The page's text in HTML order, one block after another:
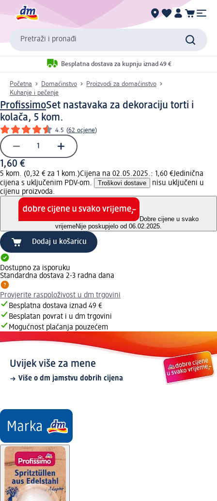
Pretraži i pronađi
Besplatna dostava za kupnju iznad 49 €
Početna Domaćinstvo
Proizvodi za domaćinstvo
Kuhanje i pečenje
ProfissimoSet nastavaka za dekoraciju torti i
kolača, 5 kom.
4.5 (62 ocjene)
1,60 €
5 kom. (0,32 € za 1 kom.)Cijena na 02.05.2025.: 1,60 €Jedinična
cijena s uključenim PDV-om.
Troškovi dostave
nisu uključeni u
cijenu proizvoda.
Dobre cijene u svako
vrijemeNije poskupjelo od 06.02.2025.
Dodaj u košaricu
Dostupno za isporuku
Standardna dostava 2-3 radna dana
Provjerite raspoloživost u dm trgovini
Besplatna dostava iznad 49 €
Besplatan povrat i u dm trgovini
Mogućnost plaćanja pouzećem
Uvijek više za mene
Više o dm jamstvu dobrih cijena